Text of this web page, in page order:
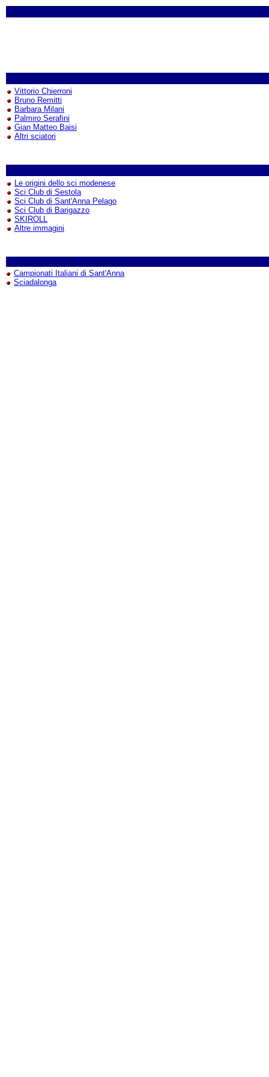
Vittorio Chierroni
Bruno Remitti
Barbara Milani
Palmiro Serafini
Gian Matteo Baisi
Altri sciatori
Le origini dello sci modenese
Sci Club di Sestola
Sci Club di Sant'Anna Pelago
Sci Club di Barigazzo
SKIROLL
Altre immagini
Campionati Italiani di Sant'Anna
Sciadalonga